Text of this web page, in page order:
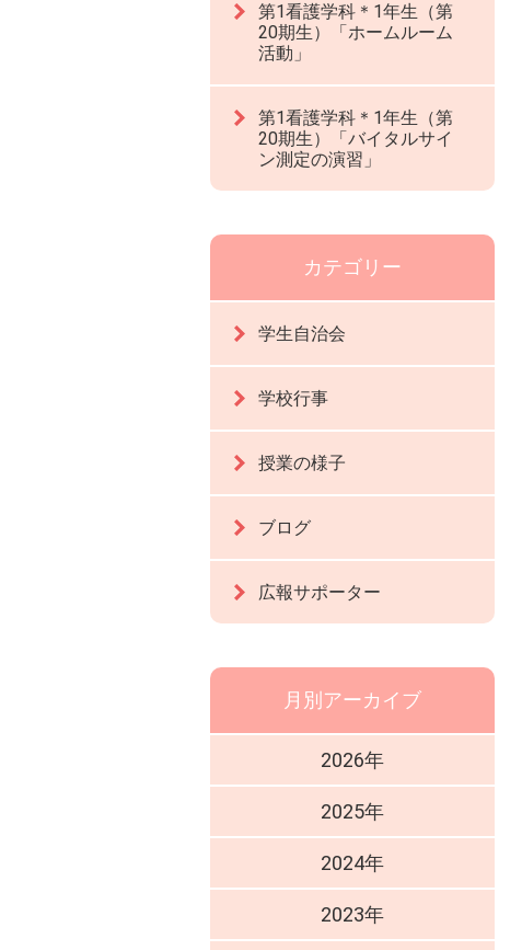
第1看護学科＊1年生（第
20期生）「ホームルーム
活動」
第1看護学科＊1年生（第
20期生）「バイタルサイ
ン測定の演習」
カテゴリー
学生自治会
学校行事
授業の様子
ブログ
広報サポーター
月別アーカイブ
2026年
2025年
2024年
2023年